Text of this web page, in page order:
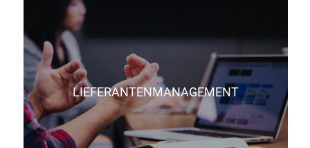
LIEFERANTENMANAGEMENT